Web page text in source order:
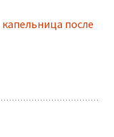
капельница после